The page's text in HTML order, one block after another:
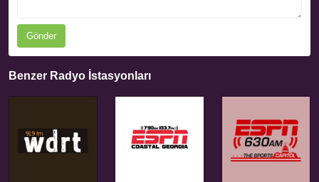
Gönder
Benzer Radyo İstasyonları